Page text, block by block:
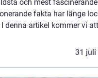
och mest fascinerande
fakta har länge
denna artikel kommer vi
31 juli